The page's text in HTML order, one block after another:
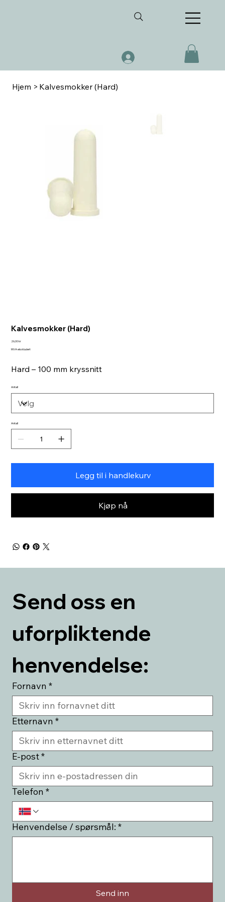
Hjem > Kalvesmokker (Hard)
Kalvesmokker (Hard)
Pris
26,00 kr
MVA ekskludert
Hard – 100 mm kryssnitt
Antall
Antall
Legg til i handlekurv
Kjøp nå
Send oss en
uforpliktende
henvendelse:
Fornavn *
Etternavn *
E-post*
Telefon *
Henvendelse / spørsmål: *
Send inn